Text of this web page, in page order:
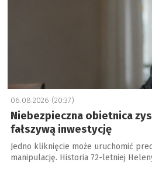
06.08.2026 (20:37)
Niebezpieczna obietnica
fałszywą inwestycję
Jedno kliknięcie może uruchomić
manipulację. Historia 72-letniej